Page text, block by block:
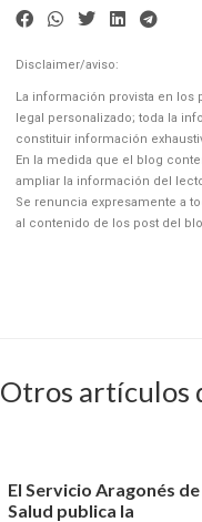
Disclaimer/aviso:
La información provista en los
legal personalizado; toda la
constituir información
En la medida que el blog
ampliar la información del
Se renuncia expresamente a
al contenido de los post del
Otros artículos
El Servicio Aragonés de
Salud publica la